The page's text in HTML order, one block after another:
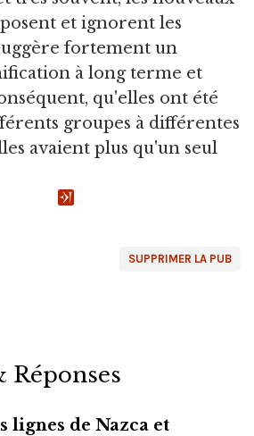
et ignorent les
fortement un
à long terme et
qu'elles ont été
groupes à différentes
avaient plus qu'un seul
SUPPRIMER LA PUB
Réponses
lignes de Nazca et